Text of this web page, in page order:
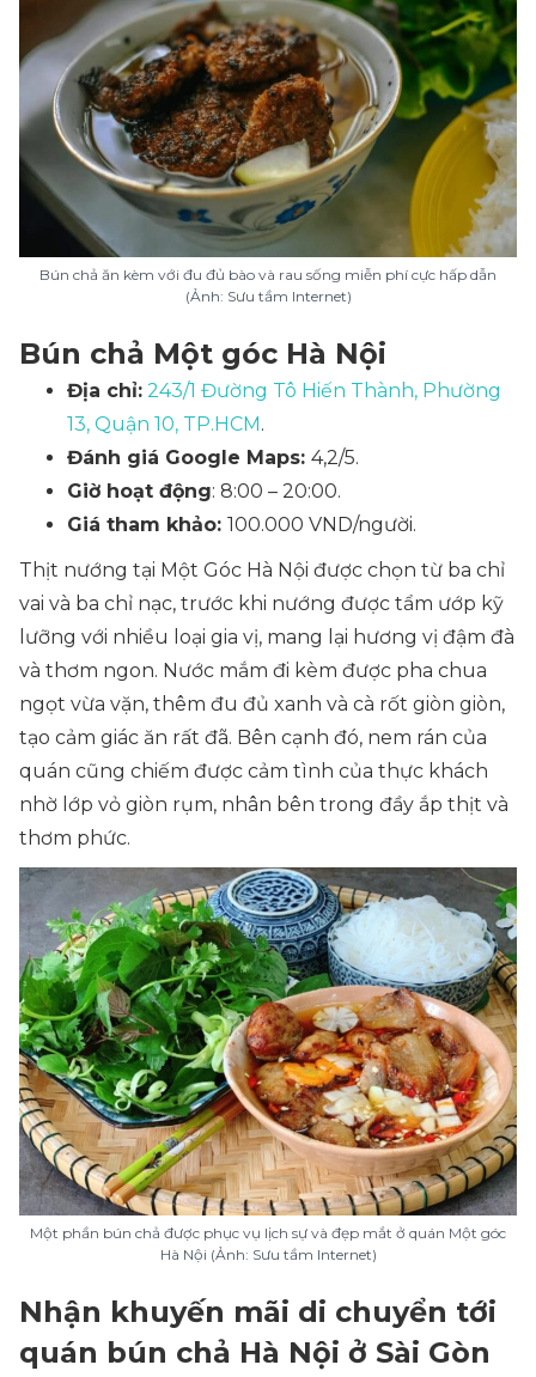
Bún chả ăn kèm với đu đủ bào và rau sống miễn phí cực hấp dẫn
(Ảnh: Sưu tầm Internet)
Bún chả Một góc Hà Nội
Địa chỉ: 243/1 Đường Tô Hiến Thành, Phường
13, Quận 10, TP.HCM.
Đánh giá Google Maps: 4,2/5.
Giờ hoạt động: 8:00 – 20:00.
Giá tham khảo: 100.000 VND/người.
Thịt nướng tại Một Góc Hà Nội được chọn từ ba chỉ
vai và ba chỉ nạc, trước khi nướng được tẩm ướp kỹ
lưỡng với nhiều loại gia vị, mang lại hương vị đậm đà
và thơm ngon. Nước mắm đi kèm được pha chua
ngọt vừa vặn, thêm đu đủ xanh và cà rốt giòn giòn,
tạo cảm giác ăn rất đã. Bên cạnh đó, nem rán của
quán cũng chiếm được cảm tình của thực khách
nhờ lớp vỏ giòn rụm, nhân bên trong đầy ắp thịt và
thơm phức.
Một phần bún chả được phục vụ lịch sự và đẹp mắt ở quán Một góc
Hà Nội (Ảnh: Sưu tầm Internet)
Nhận khuyến mãi di chuyển tới
quán bún chả Hà Nội ở Sài Gòn